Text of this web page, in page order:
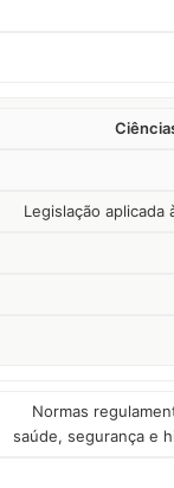
Legislação aplicada
Normas
saúde, segurança e